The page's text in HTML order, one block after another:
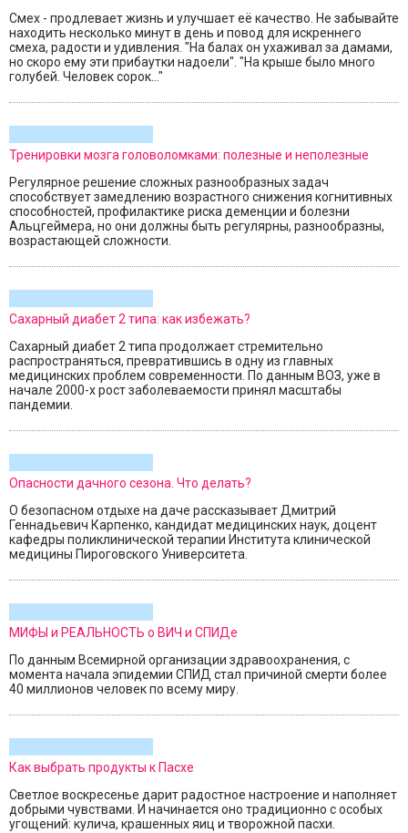
Смех - продлевает жизнь и улучшает её качество. Не забывайте
находить несколько минут в день и повод для искреннего
смеха, радости и удивления. "На балах он ухаживал за дамами,
но скоро ему эти прибаутки надоели". "На крыше было много
голубей. Человек соpок..."
Тренировки мозга головоломками: полезные и неполезные
Регулярное решение сложных разнообразных задач
способствует замедлению возрастного снижения когнитивных
способностей, профилактике риска деменции и болезни
Альцгеймера, но они должны быть регулярны, разнообразны,
возрастающей сложности.
Сахарный диабет 2 типа: как избежать?
Сахарный диабет 2 типа продолжает стремительно
распространяться, превратившись в одну из главных
медицинских проблем современности. По данным ВОЗ, уже в
начале 2000-х рост заболеваемости принял масштабы
пандемии.
Опасности дачного сезона. Что делать?
О безопасном отдыхе на даче рассказывает Дмитрий
Геннадьевич Карпенко, кандидат медицинских наук, доцент
кафедры поликлинической терапии Института клинической
медицины Пироговского Университета.
МИФЫ и РЕАЛЬНОСТЬ о ВИЧ и СПИДе
По данным Всемирной организации здравоохранения, с
момента начала эпидемии СПИД стал причиной смерти более
40 миллионов человек по всему миру.
Как выбрать продукты к Пасхе
Светлое воскресенье дарит радостное настроение и наполняет
добрыми чувствами. И начинается оно традиционно с особых
угощений: кулича, крашенных яиц и творожной пасхи.